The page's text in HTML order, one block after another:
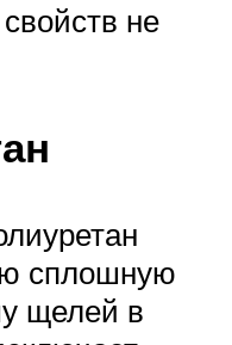
не
сплошную
щелей в